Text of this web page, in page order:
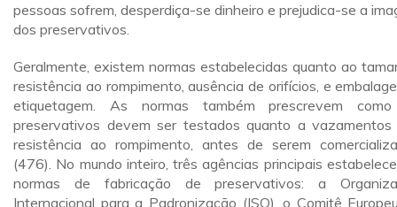
pessoas sofrem, desperdiça-se dinheiro e prejudica-se a
dos preservativos.
Geralmente, existem normas estabelecidas quanto ao
resistência ao rompimento, ausência de orifícios, e
etiquetagem. As normas também prescrevem
preservativos devem ser testados quanto a
resistência ao rompimento, antes de serem
(476). No mundo inteiro, três agências principais
normas de fabricação de preservativos: a
Internacional para a Padronização (ISO), o Comitê